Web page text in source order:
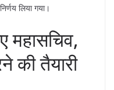
लिया गया।
महासचिव,
की तैयारी